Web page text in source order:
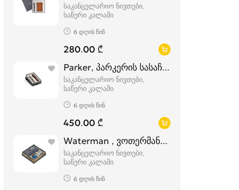
საკანცელარიო ნივთები,
საწერი კალამი
6 დღის წინ
280.00 ₾
Parker, პარკერის სასაჩუქრე კომპლექტი
საკანცელარიო ნივთები,
საწერი კალამი
6 დღის წინ
450.00 ₾
Waterman , ვოთერმანის სასაჩუქრე
საკანცელარიო ნივთები,
საწერი კალამი
6 დღის წინ